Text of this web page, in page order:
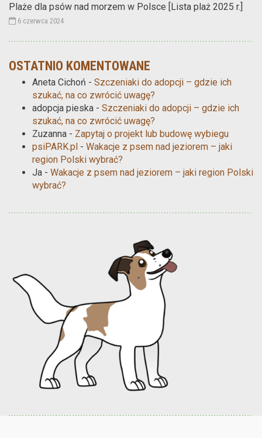
Plaże dla psów nad morzem w Polsce [Lista plaż 2025 r.]
6 czerwca 2024
OSTATNIO KOMENTOWANE
Aneta Cichoń - Szczeniaki do adopcji – gdzie ich
szukać, na co zwrócić uwagę?
adopcja pieska - Szczeniaki do adopcji – gdzie ich
szukać, na co zwrócić uwagę?
Zuzanna - Zapytaj o projekt lub budowę wybiegu
psiPARK.pl - Wakacje z psem nad jeziorem – jaki
region Polski wybrać?
Ja - Wakacje z psem nad jeziorem – jaki region Polski
wybrać?